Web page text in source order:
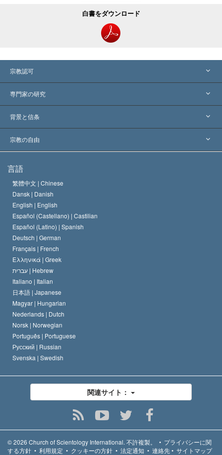
白書をダウンロード
宗教認可
アメリカ
世界各地での認可
主要な裁定
専門家の研究
各分野の専門家による見解
世界を代表する専門家
背景と信条
L. ロン ハバード
サイエントロジー教会の信条
サイエントロジストの規律
デビッド･ミスキャベッジ
宗教の自由
何でしょう？
人権の国際基準
宗教に関する宣言
言語
繁體中文 | Chinese
Dansk | Danish
English | English
Español (Castellano) | Castilian
Español (Latino) | Spanish
Deutsch | German
Français | French
Ελληνικά | Greek
עברית | Hebrew
Italiano | Italian
日本語 | Japanese
Magyar | Hungarian
Nederlands | Dutch
Norsk | Norwegian
Português | Portuguese
Русский | Russian
Svenska | Swedish
関連サイト：
© 2026 Church of Scientology International. 不許複製。 • プライバシーに関
する方針 • 利用規定 • クッキーの方針 • 法定通知 • 連絡先• サイトマップ